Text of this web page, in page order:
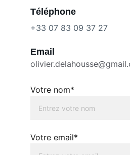
Téléphone
+33 07 83 09 37 27
Email
Votre nom*
Votre email*